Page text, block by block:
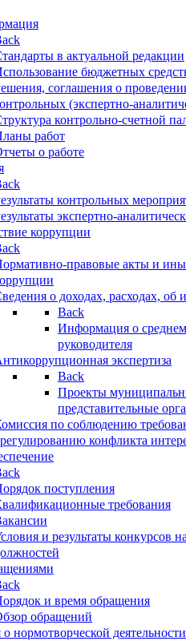
в актуальной редакции
бюджетных
соглашения о
(экспертно-
контрольно-счетной
работ
о работе
контрольных
экспертно-
коррупции
правовые акты и
о доходах, расходах, об
Back
Информация о
руководителя
экспертиза
Back
Проекты
представительные
по соблюдению
конфликта
поступления
требования
и результаты конкурсов
и время обращения
обращений
нормотворческой деятельности